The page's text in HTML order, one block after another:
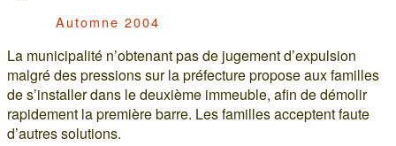
Automne 2004
La municipalité n’obtenant pas de jugement d’expulsion
malgré des pressions sur la préfecture propose aux familles
de s’installer dans le deuxième immeuble, afin de démolir
rapidement la première barre. Les familles acceptent faute
d’autres solutions.